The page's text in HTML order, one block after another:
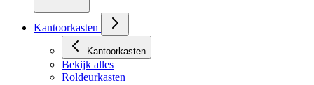
Kantoorkasten
Kantoorkasten
Bekijk alles
Roldeurkasten